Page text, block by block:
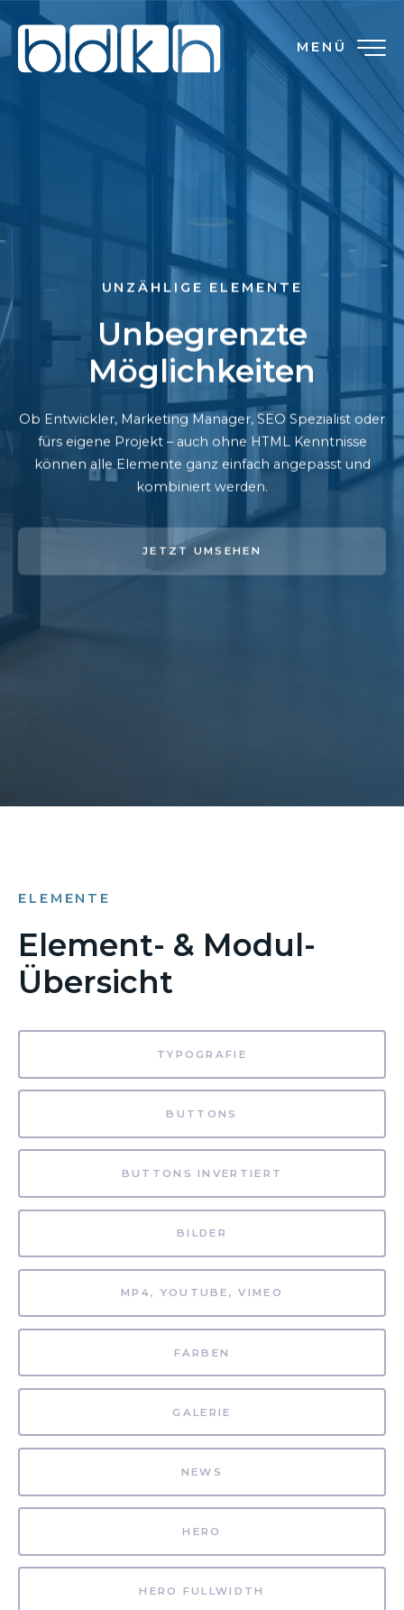
MENÜ
UNZÄHLIGE ELEMENTE
Unbegrenzte
Möglichkeiten
Ob Entwickler, Marketing Manager, SEO Spezialist oder
fürs eigene Projekt – auch ohne HTML Kenntnisse
können alle Elemente ganz einfach angepasst und
kombiniert werden.
JETZT UMSEHEN
ELEMENTE
Element- & Modul-
Übersicht
TYPOGRAFIE
BUTTONS
BUTTONS INVERTIERT
BILDER
MP4, YOUTUBE, VIMEO
FARBEN
GALERIE
NEWS
HERO
HERO FULLWIDTH